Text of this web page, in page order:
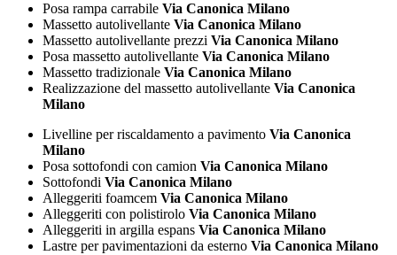
Posa rampa carrabile Via Canonica Milano
Massetto autolivellante Via Canonica Milano
Massetto autolivellante prezzi Via Canonica Milano
Posa massetto autolivellante Via Canonica Milano
Massetto tradizionale Via Canonica Milano
Realizzazione del massetto autolivellante Via Canonica
Milano
Livelline per riscaldamento a pavimento Via Canonica
Milano
Posa sottofondi con camion Via Canonica Milano
Sottofondi Via Canonica Milano
Alleggeriti foamcem Via Canonica Milano
Alleggeriti con polistirolo Via Canonica Milano
Alleggeriti in argilla espans Via Canonica Milano
Lastre per pavimentazioni da esterno Via Canonica Milano